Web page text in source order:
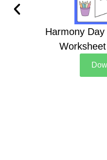
Harmony